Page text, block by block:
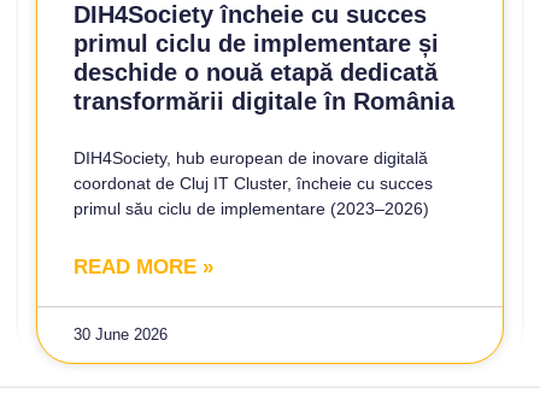
DIH4Society încheie cu succes
primul ciclu de implementare și
deschide o nouă etapă dedicată
transformării digitale în România
DIH4Society, hub european de inovare digitală
coordonat de Cluj IT Cluster, încheie cu succes
primul său ciclu de implementare (2023–2026)
READ MORE »
30 June 2026